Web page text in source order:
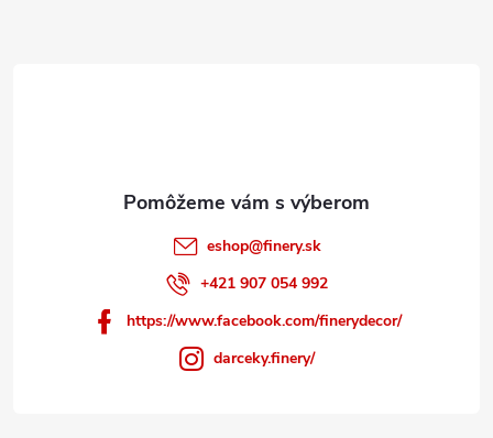
eshop@finery.sk
+421 907 054 992
https://www.facebook.com/finerydecor/
darceky.finery/